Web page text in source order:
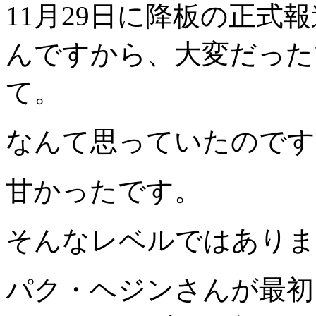
11月29日に降板の正式
んですから、大変だっ
て。
なんて思っていたので
甘かったです。
そんなレベルではあり
パク・ヘジンさんが最